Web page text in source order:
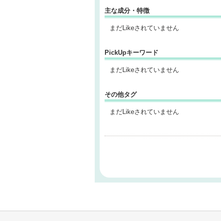
主な成分・特徴
まだLikeされていません
PickUpキーワード
まだLikeされていません
その他タグ
まだLikeされていません